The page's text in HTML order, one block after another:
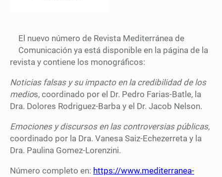
El nuevo número de Revista Mediterránea de
Comunicación ya está disponible en la página de la
revista y contiene los monográficos:
Noticias falsas y su impacto en la credibilidad de los
medios, coordinado por el Dr. Pedro Farias-Batle, la
Dra. Dolores Rodriguez-Barba y el Dr. Jacob Nelson.
Emociones y discursos en las controversias públicas,
coordinado por la Dra. Vanesa Saiz-Echezerreta y la
Dra. Paulina Gomez-Lorenzini.
Número completo en: https://www.mediterranea-